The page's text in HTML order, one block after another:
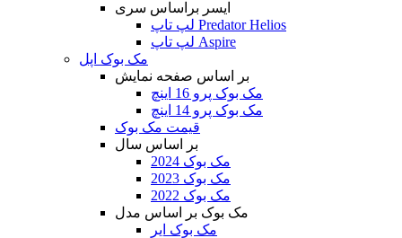
ایسر براساس سری
لپ تاپ Predator Helios
لپ تاپ Aspire
مک بوک اپل
بر اساس صفحه نمایش
مک بوک پرو 16 اینچ
مک بوک پرو 14 اینچ
قیمت مک بوک
بر اساس سال
مک بوک 2024
مک بوک 2023
مک بوک 2022
مک بوک بر اساس مدل
مک بوک ایر